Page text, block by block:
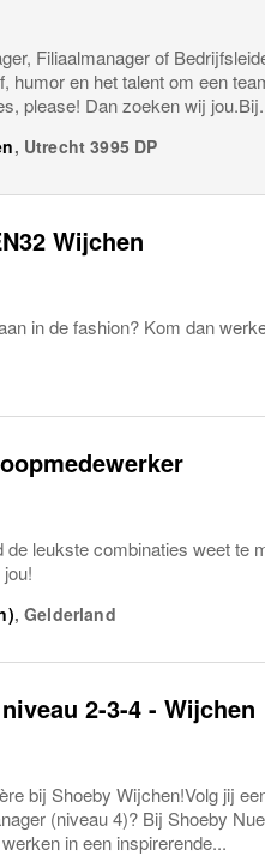
Filiaalmanager of
humor en het talent om een
please! Dan zoeken wij
, Utrecht 3995 DP
Wijchen
in de fashion? Kom dan
de leukste combinaties weet te
,Gelderland
2-3-4 - Wijchen
bij Shoeby Wijchen!Volg jij
(niveau 4)? Bij Shoeby
in een inspirerende...